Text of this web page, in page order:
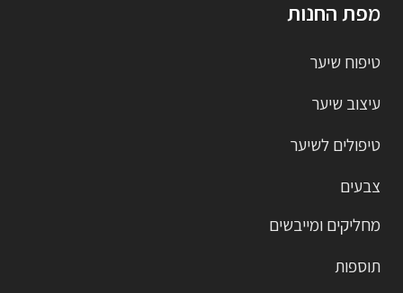
מפת החנות
טיפוח שיער
עיצוב שיער
טיפולים לשיער
צבעים
מחליקים ומייבשים
תוספות